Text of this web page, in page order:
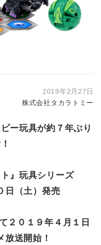
2019年2月27日
株式会社タカラトミー
ー玩具が約７年ぶり
』玩具シリーズ
日（土）発売
２０１９年４月１日
放送開始！